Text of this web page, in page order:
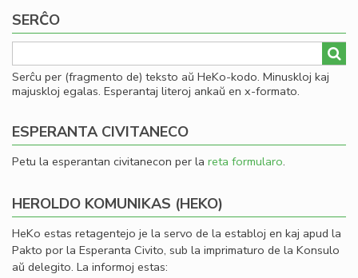
SERĈO
Serĉu per (fragmento de) teksto aŭ HeKo-kodo. Minuskloj kaj
majuskloj egalas. Esperantaj literoj ankaŭ en x-formato.
ESPERANTA CIVITANECO
Petu la esperantan civitanecon per la reta formularo.
HEROLDO KOMUNIKAS (HEKO)
HeKo estas retagentejo je la servo de la establoj en kaj apud la
Pakto por la Esperanta Civito, sub la imprimaturo de la Konsulo
aŭ delegito. La informoj estas: